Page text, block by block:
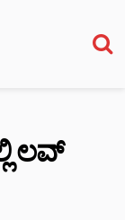
ಲವ್